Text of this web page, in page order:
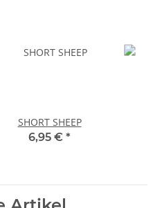
SHORT SHEEP
6,95 € *